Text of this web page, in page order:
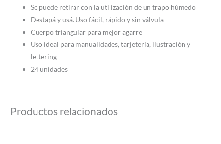
Se puede retirar con la utilización de un trapo húmedo
Destapá y usá. Uso fácil, rápido y sin válvula
Cuerpo triangular para mejor agarre
Uso ideal para manualidades, tarjetería, ilustración y
lettering
24 unidades
Productos relacionados